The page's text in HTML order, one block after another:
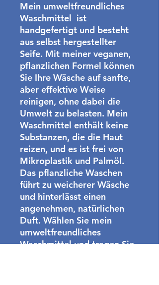
Mein umweltfreundliches
Waschmittel ist
handgefertigt und besteht
aus selbst hergestellter
Seife. Mit meiner veganen,
pflanzlichen Formel können
Sie Ihre Wäsche auf sanfte,
aber effektive Weise
reinigen, ohne dabei die
Umwelt zu belasten. Mein
Waschmittel enthält keine
Substanzen, die die Haut
reizen, und es ist frei von
Mikroplastik und Palmöl.
Das pflanzliche Waschen
führt zu weicherer Wäsche
und hinterlässt einen
angenehmen, natürlichen
Duft. Wählen Sie mein
umweltfreundliches
Waschmittel und tragen Sie